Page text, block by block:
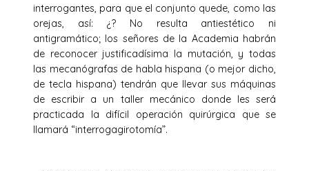
interrogantes, para que el conjunto quede, como las
orejas, así: ¿? No resulta antiestético ni
antigramático; los señores de la Academia habrán
de reconocer justificadísima la mutación, y todas
las mecanógrafas de habla hispana (o mejor dicho,
de tecla hispana) tendrán que llevar sus máquinas
de escribir a un taller mecánico donde les será
practicada la difícil operación quirúrgica que se
llamará “interrogagirotomía”.